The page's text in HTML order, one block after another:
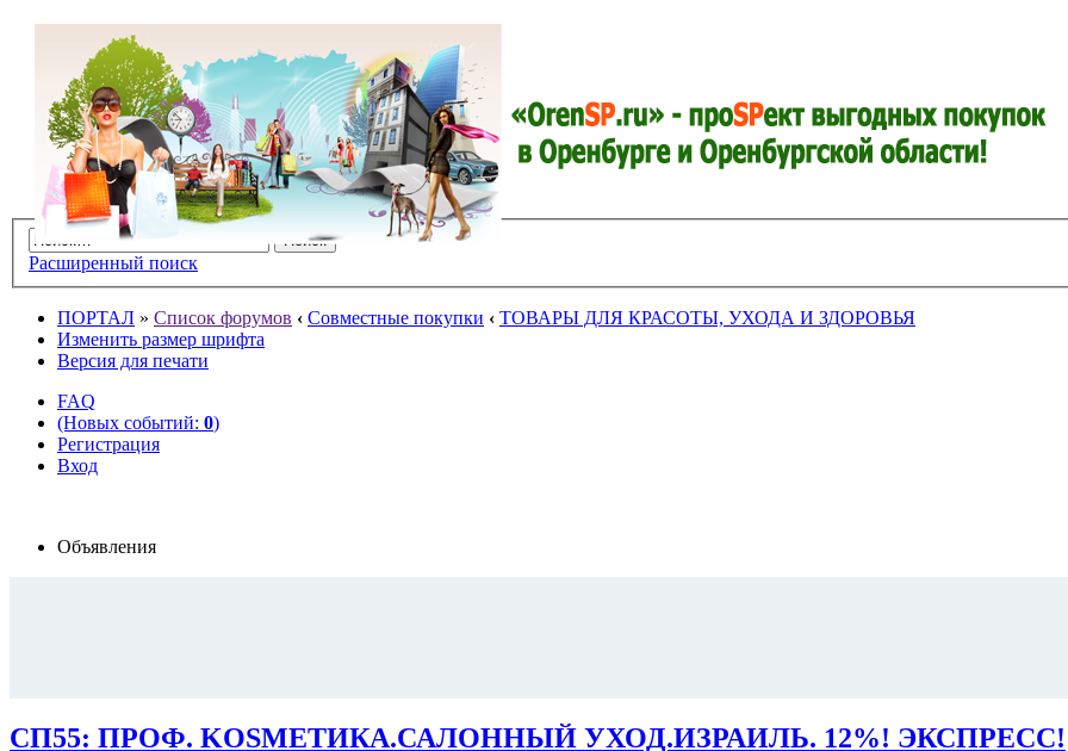
Расширенный поиск
ПОРТАЛ » Список форумов ‹ Совместные покупки ‹ ТОВАРЫ ДЛЯ КРАСОТЫ, УХОДА И ЗДОРОВЬЯ
Изменить размер шрифта
Версия для печати
FAQ
(Новых событий: 0)
Регистрация
Вход
Объявления
СП55: ПРОФ. KОSMЕТИКA.САЛОННЫЙ УХОД.ИЗРАИЛЬ. 12%! ЭКСПРЕСС!